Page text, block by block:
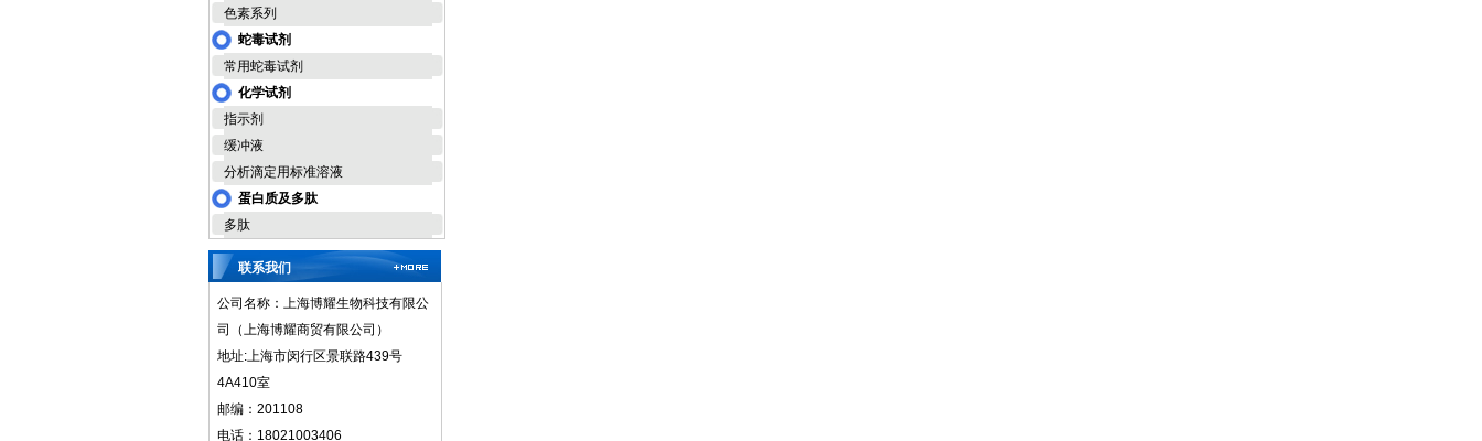
色素系列
蛇毒试剂
常用蛇毒试剂
化学试剂
指示剂
缓冲液
分析滴定用标准溶液
蛋白质及多肽
多肽
联系我们
公司名称：上海博耀生物科技有限公
司（上海博耀商贸有限公司）
地址:上海市闵行区景联路439号
4A410室
邮编：201108
电话：18021003406